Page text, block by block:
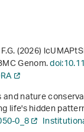
(2026)
Genom.
nature
life's hidden
0_8